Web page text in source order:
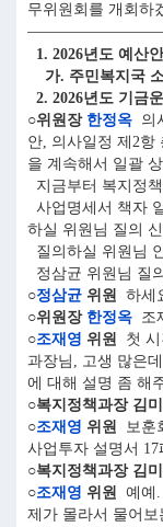
무위원회를 개회하
1. 2026년도 예산
가. 주민복지국
2. 2026년도 기금
○위원장 한정옥 의
안, 의사일정 제2항
을 계속해서 일괄
지금부터 복지정
사업명세서 책자
하실 위원님 질의
질의하실 위원님
정삼균 위원님 질
○정삼균 위원
하세
○위원장 한정옥 조
○조재영 위원
첫
과장님, 고생 많은
에 대해 설명 좀 해
○복지정책과장 김
○조재영 위원
보훈
사업투자 설명서 17
○복지정책과장 김
○조재영 위원
예예.
제가 몰라서 물어보